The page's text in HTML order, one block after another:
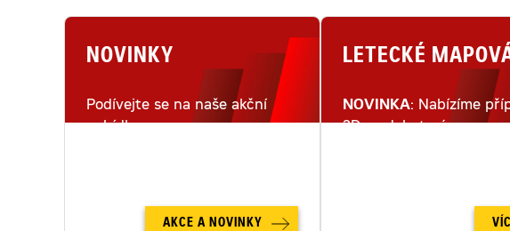
NOVINKY
Podívejte se na naše akční
nabídky.
AKCE A NOVINKY
LETECKÉ
NOVINKA: Nabízíme
3D modelu terénu